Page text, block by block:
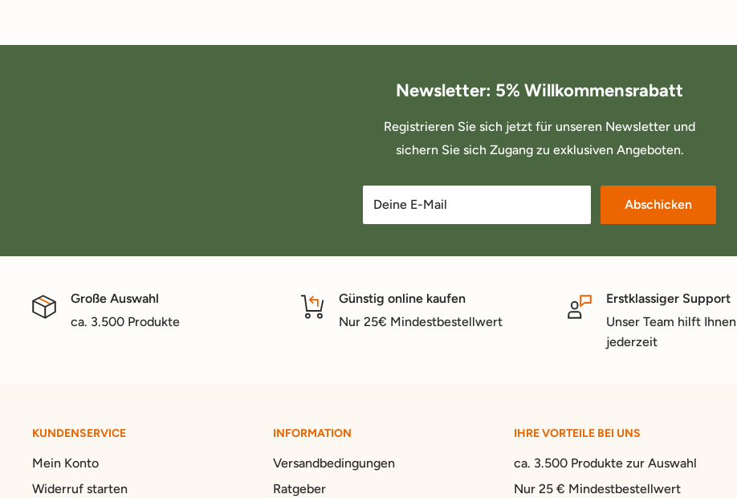
Newsletter: 5% Willkommensrabatt
Registrieren Sie sich jetzt für unseren Newsletter und
sichern Sie sich Zugang zu exklusiven Angeboten.
Deine E-Mail Abschicken
Große Auswahl
ca. 3.500 Produkte
Günstig online kaufen
Nur 25€ Mindestbestellwert
Erstklassiger Support
Unser Team hilft Ihnen
jederzeit
KUNDENSERVICE
Mein Konto
Widerruf starten
INFORMATION
Versandbedingungen
Ratgeber
IHRE VORTEILE BEI UNS
ca. 3.500 Produkte zur Auswahl
Nur 25 € Mindestbestellwert